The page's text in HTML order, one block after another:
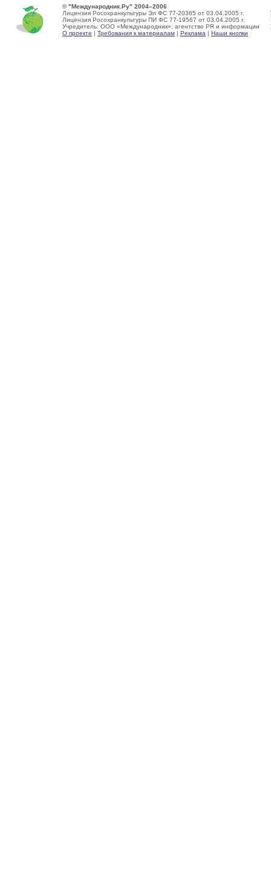
© "Международник.Ру" 2004–2006
Лицензия Росохранкультуры Эл ФС 77-20365 от 03.04.2005 г.
Лицензия Росохранкультуры ПИ ФС 77-19567 от 03.04.2005 г.
Учредитель: ООО «Международник», агентство PR и информации
О проекте | Требования к материалам | Реклама | Наши кнопки